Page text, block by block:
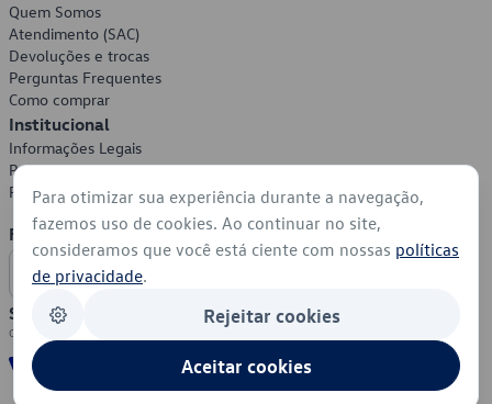
Quem Somos
Atendimento (SAC)
Devoluções e trocas
Perguntas Frequentes
Como comprar
Institucional
Informações Legais
Política de Privacidade
Política de Cookies
Formas de Pagamento
Segurança
Para otimizar sua experiência durante a navegação,
fazemos uso de cookies. Ao continuar no site,
consideramos que você está ciente com nossas políticas
de privacidade.
Rejeitar cookies
Aceitar cookies